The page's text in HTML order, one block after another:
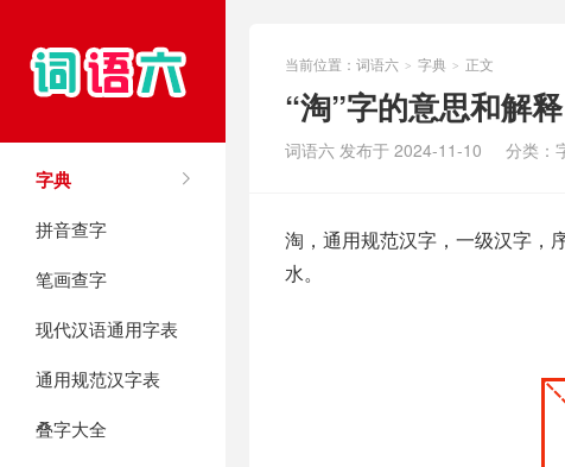
字典
拼音查字
笔画查字
现代汉语通用字表
通用规范汉字表
叠字大全
当前位置： 词语六 > 字典 > 正文
“淘”字的意思和解
词语六 发布于 2024-11-10 分类：
淘，通用规范汉字，一级汉字，
水。